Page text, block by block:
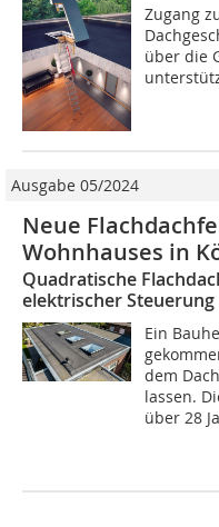
Zugang
über die
Ausgabe 05/2024
Neue
Wohnhauses in
Quadratische
elektrischer Steuerung
Ein
dem
lassen.
über 28